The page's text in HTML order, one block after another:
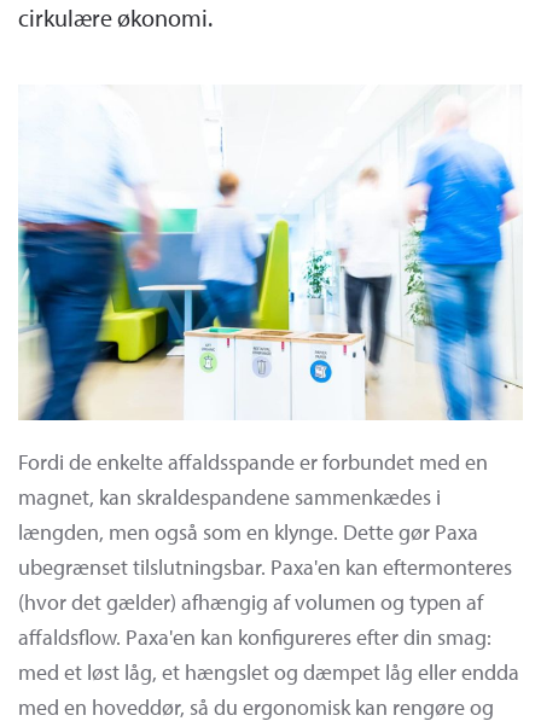
cirkulære økonomi.
Fordi de enkelte affaldsspande er forbundet med en
magnet, kan skraldespandene sammenkædes i
længden, men også som en klynge. Dette gør Paxa
ubegrænset tilslutningsbar. Paxa'en kan eftermonteres
(hvor det gælder) afhængig af volumen og typen af
affaldsflow. Paxa'en kan konfigureres efter din smag:
med et løst låg, et hængslet og dæmpet låg eller endda
med en hoveddør, så du ergonomisk kan rengøre og